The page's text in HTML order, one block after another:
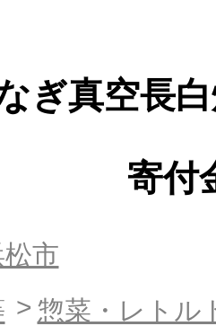
フリーランス
り診断
ぎ真空長
寄付
市
惣菜・レトル